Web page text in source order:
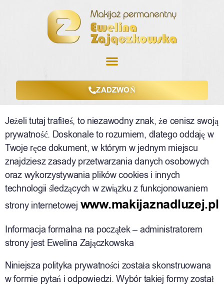
ZADZWOŃ
Cześć, dzień dobry!
Jeżeli tutaj trafiłeś, to niezawodny znak, że cenisz swoją
prywatność. Doskonale to rozumiem, dlatego oddaję w
Twoje ręce dokument, w którym w jednym miejscu
znajdziesz zasady przetwarzania danych osobowych
oraz wykorzystywania plików cookies i innych
technologii śledzących w związku z funkcjonowaniem
strony internetowej www.makijaznadluzej.pl
Informacja formalna na początek – administratorem
strony jest Ewelina Zajączkowska
Niniejsza polityka prywatności została skonstruowana
w formie pytań i odpowiedzi. Wybór takiej formy został